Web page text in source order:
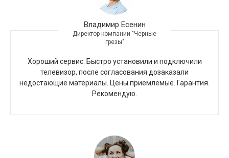
Владимир Есенин
Директор компании "Черные
грезы"
Хороший сервис. Быстро установили и подключили
телевизор, после согласования дозаказали
недостающие материалы. Цены приемлемые. Гарантия.
Рекомендую.